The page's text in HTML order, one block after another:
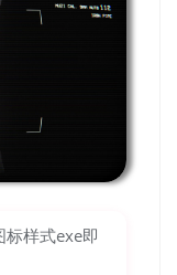
样式exe即